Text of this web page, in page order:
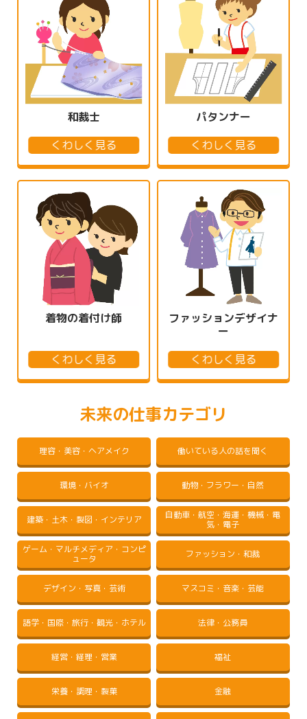
和裁士
くわしく見る
パタンナー
くわしく見る
着物の着付け師
くわしく見る
ファッションデザイナ
ー
くわしく見る
未来の仕事カテゴリ
理容・美容・ヘアメイク 働いている人の話を聞く
環境・バイオ 動物・フラワー・自然
建築・土木・製図・インテリア
自動車・航空・海運・機械・電
気・電子
ゲーム・マルチメディア・コンピ
ュータ
ファッション・和裁
デザイン・写真・芸術 マスコミ・音楽・芸能
語学・国際・旅行・観光・ホテル 法律・公務員
経営・経理・営業 福祉
栄養・調理・製菓 金融